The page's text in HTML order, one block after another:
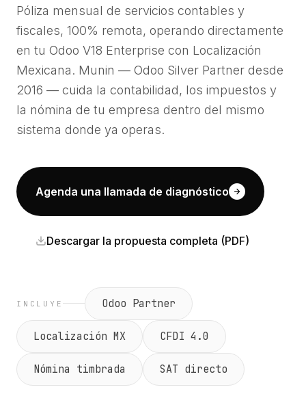
Póliza mensual de servicios contables y
fiscales, 100% remota, operando directamente
en tu Odoo V18 Enterprise con Localización
Mexicana. Munin — Odoo Silver Partner desde
2016 — cuida la contabilidad, los impuestos y
la nómina de tu empresa dentro del mismo
sistema donde ya operas.
Agenda una llamada de diagnóstico
Descargar la propuesta completa (PDF)
INCLUYE Odoo Partner
Localización MX CFDI 4.0
Nómina timbrada SAT directo